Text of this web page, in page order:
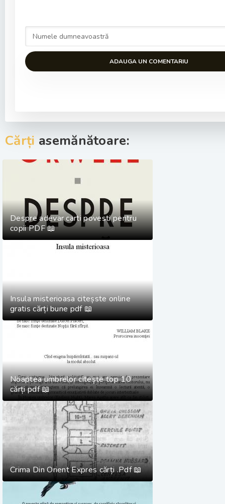
ADAUGA UN COMENTARIU
Cărți asemănătoare:
Despre adevar carti povesti pentru
copii PDF 📖
Insula misterioasa citeșste online
gratis cărți bune pdf 📖
Noaptea umbrelor citește top 10
cărți pdf 📖
Crima Din Orient Expres cărți .Pdf 📖